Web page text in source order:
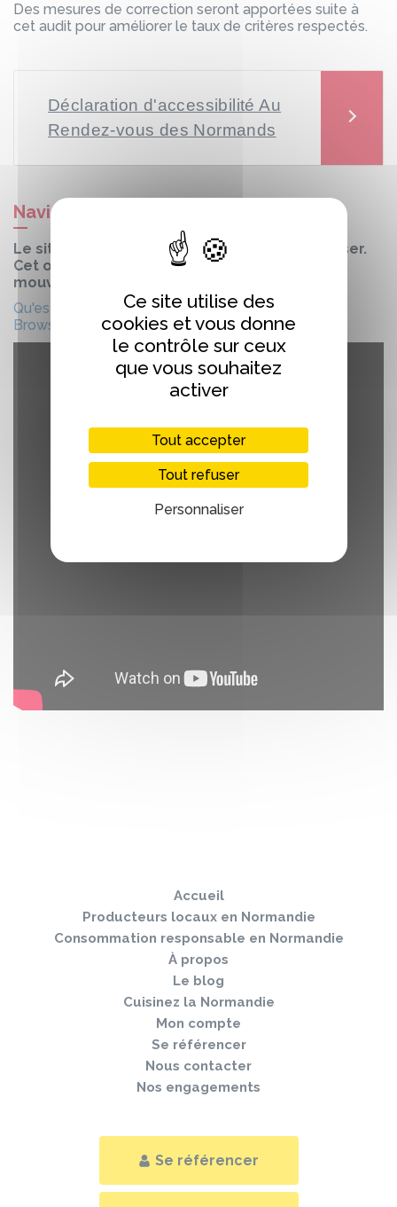
Des mesures de correction seront apportées suite à
cet audit pour améliorer le taux de critères respectés.
Déclaration d'accessibilité Au
Rendez-vous des Normands
Naviguez avec votre tête !
Le site intègre un outil innovant : Ability Browser.
Cet outil vous permet de naviguer grâce aux
mouvements de votre tête.
Qu'est ce que Ability Browser ?|Installer Ability
Browser
Accueil
Producteurs locaux en Normandie
Consommation responsable en Normandie
À propos
Le blog
Cuisinez la Normandie
Mon compte
Se référencer
Nous contacter
Nos engagements
Se référencer
Ce site utilise des
cookies et vous donne
le contrôle sur ceux
que vous souhaitez
activer
Tout accepter
Tout refuser
Personnaliser